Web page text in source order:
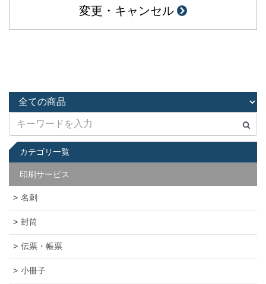
変更・キャンセル
カテゴリ一覧
印刷サービス
名刺
封筒
伝票・帳票
小冊子